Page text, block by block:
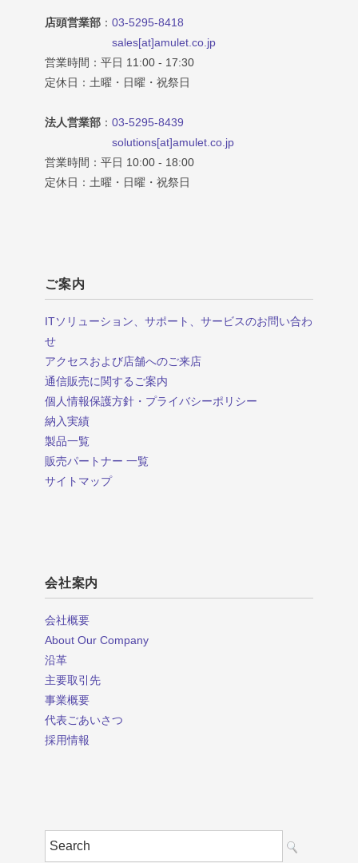
店頭営業部 ： 03-5295-8418
sales[at]amulet.co.jp
営業時間：平日 11:00 - 17:30
定休日：土曜・日曜・祝祭日
法人営業部 ： 03-5295-8439
solutions[at]amulet.co.jp
営業時間：平日 10:00 - 18:00
定休日：土曜・日曜・祝祭日
ご案内
ITソリューション、サポート、サービスのお問い合わ
せ
アクセスおよび店舗へのご来店
通信販売に関するご案内
個人情報保護方針・プライバシーポリシー
納入実績
製品一覧
販売パートナー 一覧
サイトマップ
会社案内
会社概要
About Our Company
沿革
主要取引先
事業概要
代表ごあいさつ
採用情報